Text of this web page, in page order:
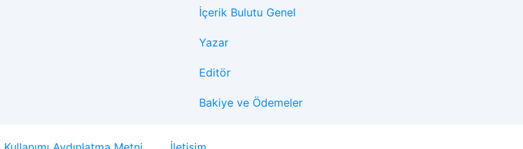
İçerik Bulutu Genel
Yazar
Editör
Bakiye ve Ödemeler